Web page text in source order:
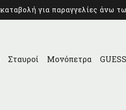
για παραγγελίες άνω
Σταυροί Μονόπετρα GUESS